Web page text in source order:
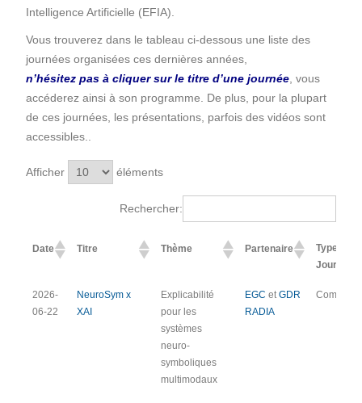
Intelligence Artificielle (EFIA).
Vous trouverez dans le tableau ci-dessous une liste des
journées organisées ces dernières années,
n’hésitez pas à cliquer sur le titre d’une journée, vous
accéderez ainsi à son programme. De plus, pour la plupart
de ces journées, les présentations, parfois des vidéos sont
accessibles..
Afficher éléments
Rechercher:
Date Titre Thème Partenaire
Type de
Journée
Date Titre Thème Partenaire
2026-
06-22
NeuroSym x
XAI
Explicabilité
pour les
systèmes
neuro-
symboliques
multimodaux
EGC et GDR
RADIA
Commune